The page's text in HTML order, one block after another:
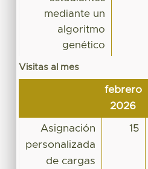
mediante un
algoritmo
genético
Visitas al mes
febrero
2026
Asignación
personalizada
de cargas
15